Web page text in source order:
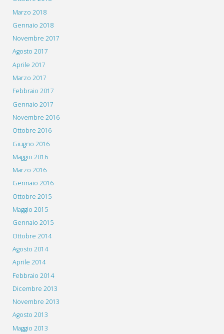
Marzo 2018
Gennaio 2018
Novembre 2017
Agosto 2017
Aprile 2017
Marzo 2017
Febbraio 2017
Gennaio 2017
Novembre 2016
Ottobre 2016
Giugno 2016
Maggio 2016
Marzo 2016
Gennaio 2016
Ottobre 2015
Maggio 2015
Gennaio 2015
Ottobre 2014
Agosto 2014
Aprile 2014
Febbraio 2014
Dicembre 2013
Novembre 2013
Agosto 2013
Maggio 2013